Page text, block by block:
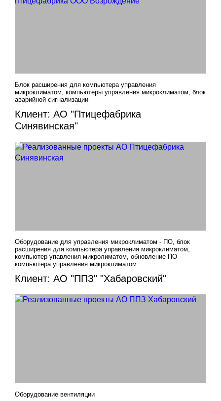
Клиент: АО "Птицефабрика
Синявинская"
Блок расширения для компьютера управления
микроклиматом, компьютеры управления микроклиматом, блок
аварийной сигнализации
Клиент: АО "ППЗ" "Хабаровский"
Оборудование для управления микроклиматом - ПО, блок
расширения для компьютера управления микроклиматом,
компьютер упавления микролиматом, обновление ПО
компьютера управления микроклиматом
Оборудование вентиляции